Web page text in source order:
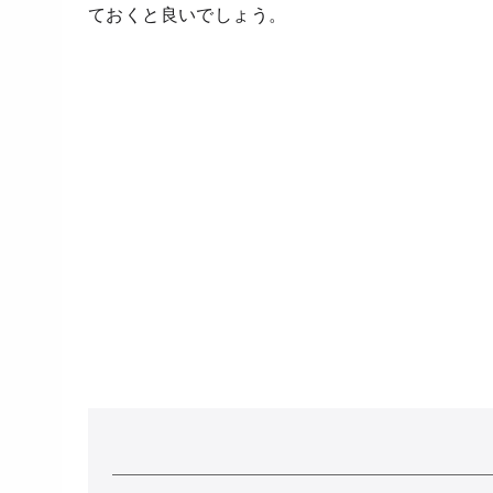
ておくと良いでしょう。